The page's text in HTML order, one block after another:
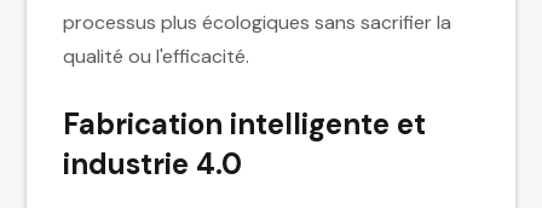
processus plus écologiques sans sacrifier la
qualité ou l'efficacité.
Fabrication intelligente et
industrie 4.0